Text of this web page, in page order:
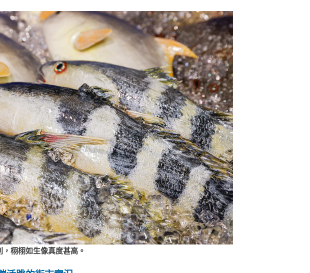
栩栩如生像真度甚高。